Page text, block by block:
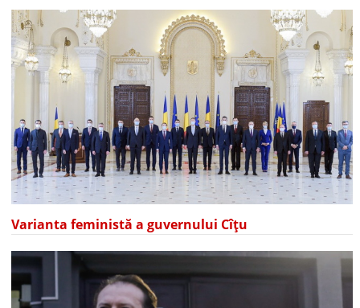
Varianta feministă a guvernului Cîțu